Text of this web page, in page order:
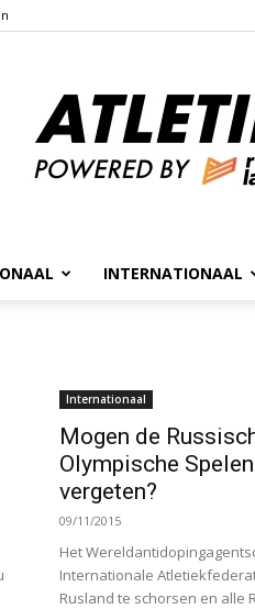
INTERNATIONAAL
Internationaal
Mogen de
Olympische
vergeten?
09/11/2015
Het
Internationale
Rusland te schorsen en alle